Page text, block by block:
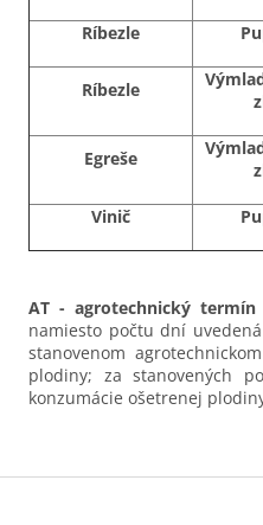
Ríbezle
Ríbezle
Egreše
Vinič
AT - agrotechnický termín
namiesto počtu dní
stanovenom
plodiny; za stanovených
konzumácie ošetrenej